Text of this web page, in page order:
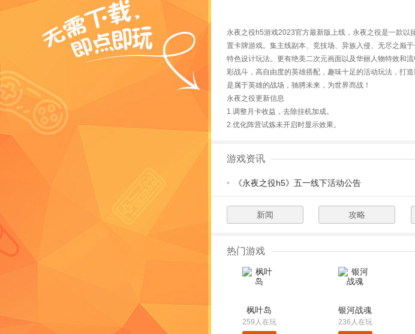
永夜之役h5游戏2023官方最新版上线，永夜之役是一款
置卡牌游戏。集主线副本、竞技场、异族入侵、无尽之巅
特色设计玩法。更有绝美二次元画面以及华丽人物特效和
彩战斗，高自由度的英雄搭配，趣味十足的活动玩法，打
是属于英雄的战场，驰骋未来，为世界而战！
永夜之役更新信息
1.调整月卡收益，去除挂机加成。
2.优化阵营试炼未开启时显示效果。
游戏资讯
• 《永夜之役h5》五一线下活动公告
新闻 攻略
热门游戏
枫叶岛
259人在玩
银河战魂
236人在玩